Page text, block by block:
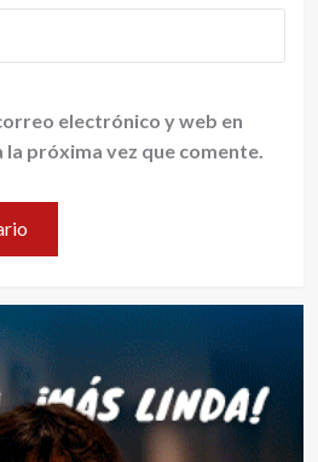
electrónico y web en
próxima vez que comente.